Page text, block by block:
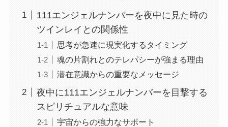
111エンジェルナンバーを夜中に見た時の
ツインレイとの関係性
思考が急速に現実化するタイミング
魂の片割れとのテレパシーが強まる理由
潜在意識からの重要なメッセージ
夜中に111エンジェルナンバーを目撃する
スピリチュアルな意味
宇宙からの強力なサポート